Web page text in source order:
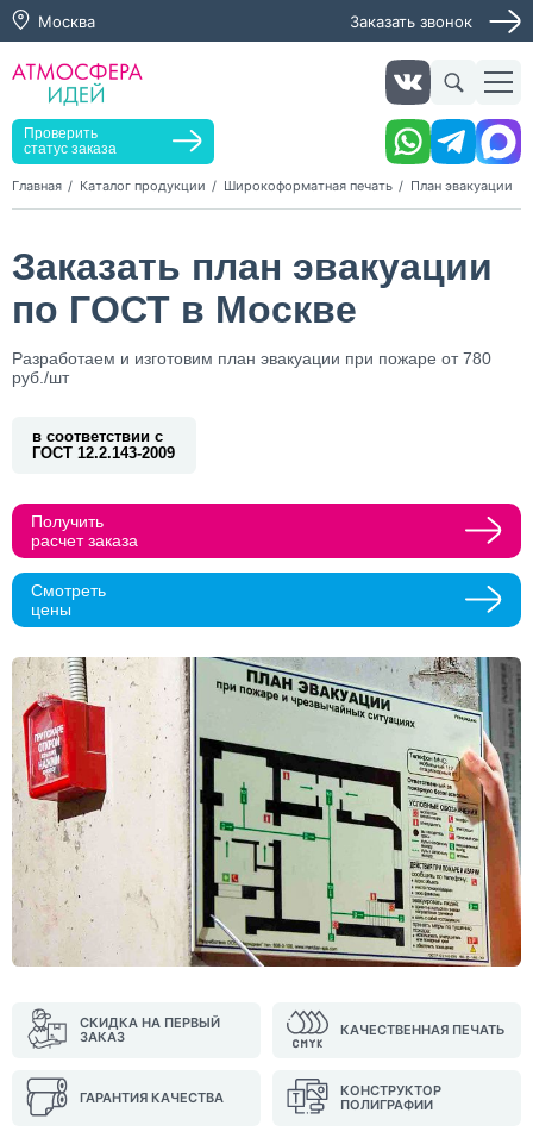
Москва Заказать звонок
Проверить
статус заказа
Главная Каталог продукции Широкоформатная печать План эвакуации
Заказать план эвакуации
по ГОСТ в Москве
Разработаем и изготовим план эвакуации при пожаре от 780
руб./шт
в соответствии с
ГОСТ 12.2.143-2009
Получить
расчет заказа
Смотреть
цены
СКИДКА НА ПЕРВЫЙ
ЗАКАЗ
КАЧЕСТВЕННАЯ ПЕЧАТЬ
ГАРАНТИЯ КАЧЕСТВА
КОНСТРУКТОР
ПОЛИГРАФИИ
Заказать услугу
Оставьте заявку, мы свяжемся с вами в ближайшее
Прикрепить макеты
Телефон Whatsapp Max Telegram
Нажимая кнопку "Оставить заявку", я даю согласие на
обработку персональных данных и согласие с политикой
конфиденциальности
Нажимая на кнопку, я даю согласие на получение
информационных и рекламных рассылок
Оставить
заявку
Заказать звонок
обработку персональных данных и согласие с политикой
конфиденциальности
Нажимая на кнопку, я даю согласие на получение
Оставить